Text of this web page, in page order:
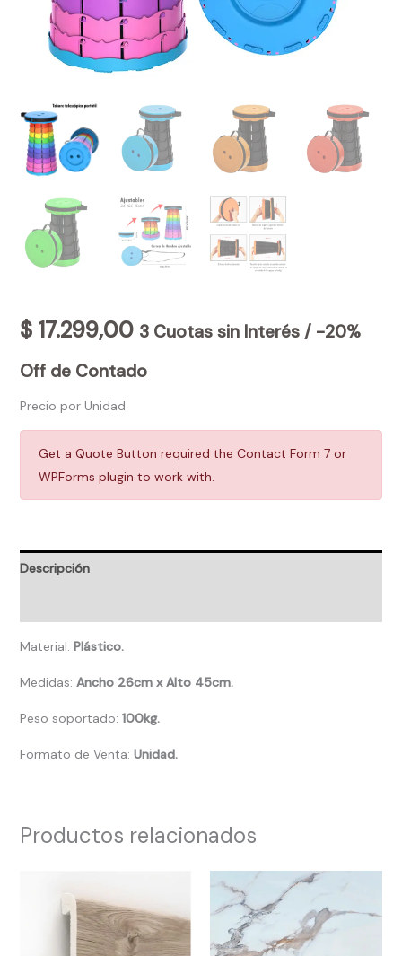
$17.299,00 3 Cuotas sin Interés / -20%
Off de Contado
Precio por Unidad
Get a Quote Button required the Contact Form 7 or
WPForms plugin to work with.
Descripción
Material: Plástico.
Medidas: Ancho 26cm x Alto 45cm.
Peso soportado: 100kg.
Formato de Venta: Unidad.
Productos relacionados